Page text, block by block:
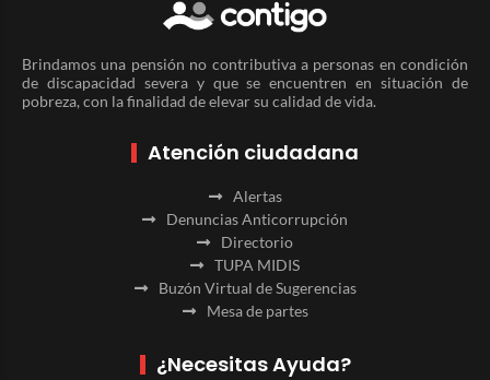
Brindamos una pensión no contributiva a personas en condición
de discapacidad severa y que se encuentren en situación de
pobreza, con la finalidad de elevar su calidad de vida.
Atención ciudadana
Alertas
Denuncias Anticorrupción
Directorio
TUPA MIDIS
Buzón Virtual de Sugerencias
Mesa de partes
¿Necesitas Ayuda?